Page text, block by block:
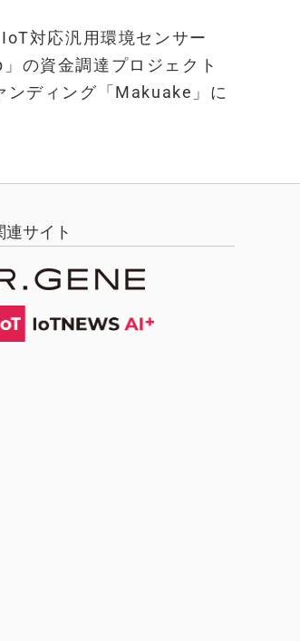
対応汎用環境センサー
の資金調達プロジェクト
ンディング「Makuake」に
連サイト